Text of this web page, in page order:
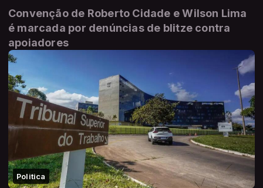
Convenção de Roberto Cidade e Wilson Lima
é marcada por denúncias de blitze contra
apoiadores
Politica